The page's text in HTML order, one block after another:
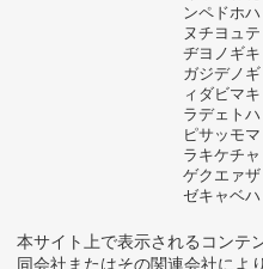
ンペドホ
ヌチヨュ
ヂヨノギ
ガジデノ
ィダビマ
ラデェト
ピサッモ
ラキケチ
ゲクエァ
ゼキャベ
本サイト上で表示されるコンテ
同会社またはその関連会社によ